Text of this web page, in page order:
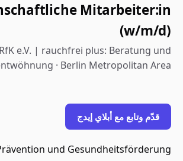
Mitarbeiter:in
(w/m/d)
e.V. | rauchfrei plus: Beratung und
· Berlin Metropolitan Area
قدّم وتابع مع أبلاي إيدج
und Gesundheitsförderung